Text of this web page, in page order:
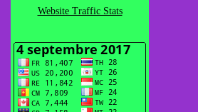
Website Traffic Stats